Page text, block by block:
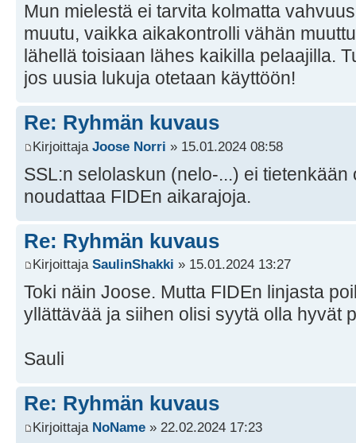
Mun mielestä ei tarvita kolmatta
muutu, vaikka aikakontrolli vähän
lähellä toisiaan lähes kaikilla pelaajilla.
jos uusia lukuja otetaan käyttöön!
Re: Ryhmän kuvaus
Kirjoittaja Joose Norri » 15.01.2024 08:58
SSL:n selolaskun (nelo-...) ei
noudattaa FIDEn aikarajoja.
Re: Ryhmän kuvaus
Kirjoittaja SaulinShakki » 15.01.2024 13:27
Toki näin Joose. Mutta FIDEn linjasta
yllättävää ja siihen olisi syytä olla hyvät
Sauli
Re: Ryhmän kuvaus
Kirjoittaja NoName » 22.02.2024 17:23